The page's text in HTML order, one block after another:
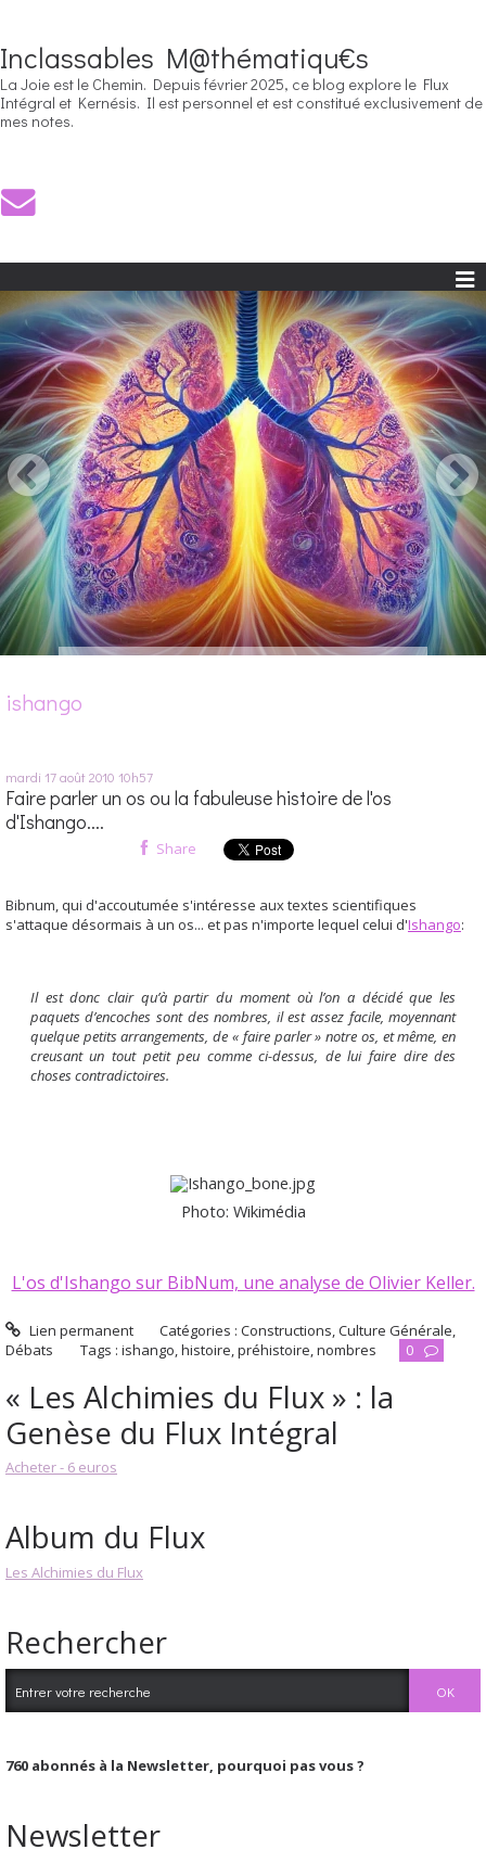
Inclassables M@thématiqu€s
La Joie est le Chemin. Depuis février 2025, ce blog explore le Flux
Intégral et Kernésis. Il est personnel et est constitué exclusivement de
mes notes.
ishango
mardi 17août 2010 10h57
Faire parler un os ou la fabuleuse histoire de l'os
d'Ishango....
Share
Bibnum, qui d'accoutumée s'intéresse aux textes scientifiques
s'attaque désormais à un os... et pas n'importe lequel celui d'Ishango:
Il est donc clair qu’à partir du moment où l’on a décidé que les
paquets d’encoches sont des nombres, il est assez facile, moyennant
quelque petits arrangements, de « faire parler » notre os, et même, en
creusant un tout petit peu comme ci-dessus, de lui faire dire des
choses contradictoires.
Photo: Wikimédia
L'os d'Ishango sur BibNum, une analyse de Olivier Keller.
Lien permanent Catégories :Constructions,Culture Générale,
Débats
Tags : ishango,histoire,préhistoire,nombres 0
« Les Alchimies du Flux » : la
Genèse du Flux Intégral
Acheter - 6 euros
Album du Flux
Les Alchimies du Flux
Rechercher
760 abonnés à la Newsletter, pourquoi pas vous ?
Newsletter